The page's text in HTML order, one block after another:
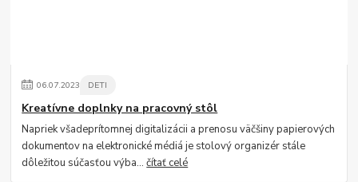
06.07.2023 DETI
Kreatívne doplnky na pracovný stôl
Napriek všadeprítomnej digitalizácii a prenosu väčšiny papierových
dokumentov na elektronické médiá je stolový organizér stále
dôležitou súčasťou výba...čítať celé